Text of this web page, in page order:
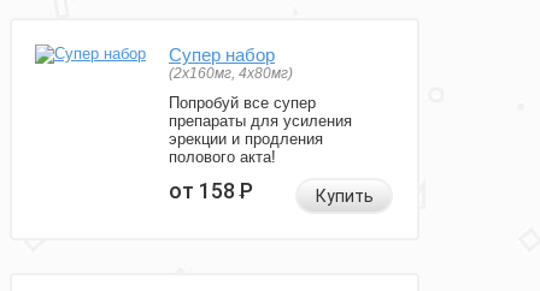
Супер набор
(2х160мг, 4х80мг)
Попробуй все супер
препараты для усиления
эрекции и продления
полового акта!
от 158Р Купить